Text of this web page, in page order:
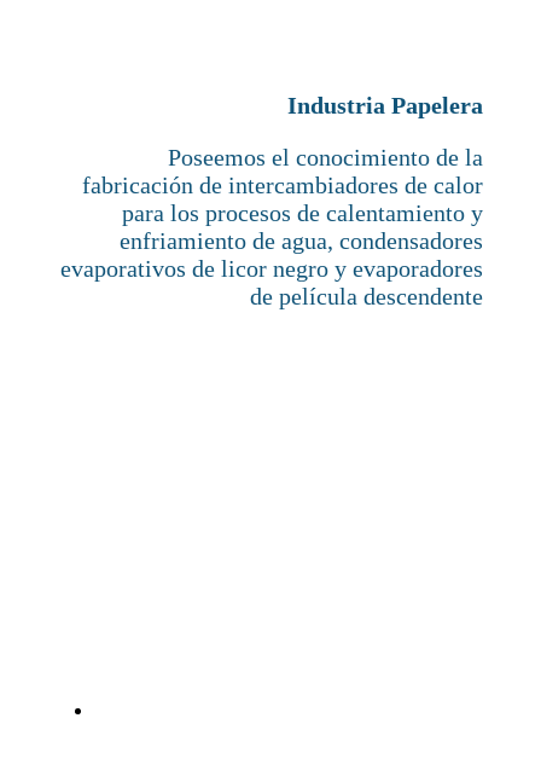
Industria Papelera
Poseemos el conocimiento de la
fabricación de intercambiadores de calor
para los procesos de calentamiento y
enfriamiento de agua, condensadores
evaporativos de licor negro y evaporadores
de película descendente